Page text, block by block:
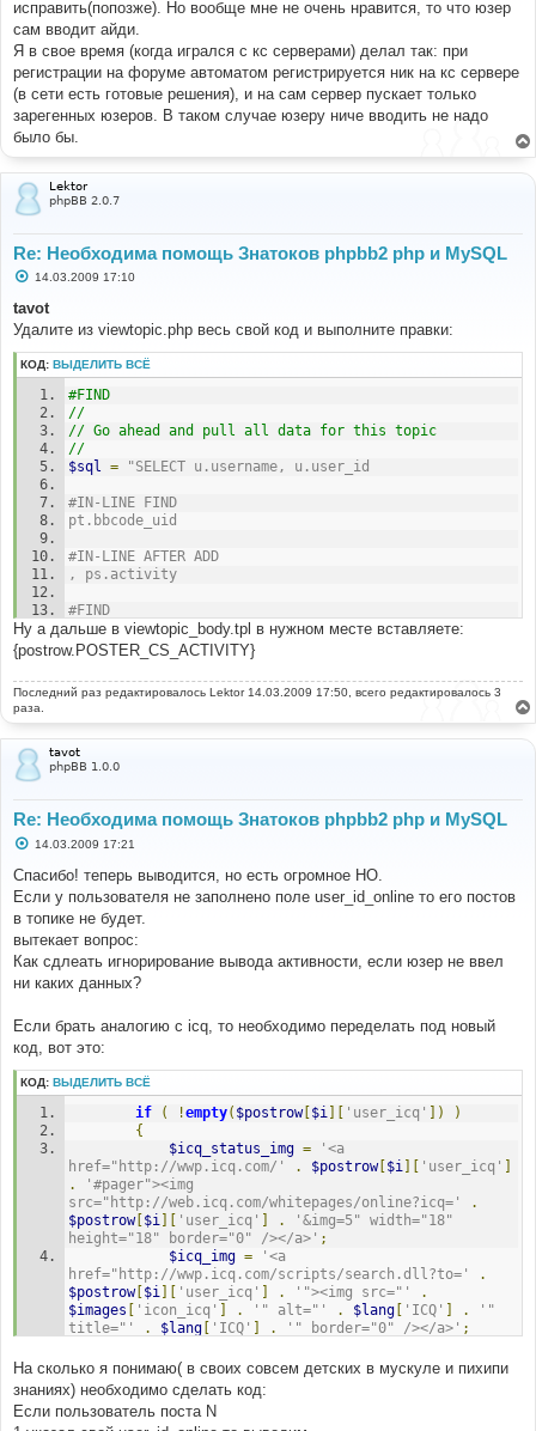
н
и
е
исправить(попозже). Но вообще мне не очень нравится, то что юзер
сам вводит айди.
Я в свое время (когда игрался с кс серверами) делал так: при
регистрации на форуме автоматом регистрируется ник на кс сервере
(в сети есть готовые решения), и на сам сервер пускает только
зарегенных юзеров. В таком случае юзеру ниче вводить не надо
было бы.
Lektor
phpBB 2.0.7
Re: Необходима помощь Знатоков phpbb2 php и MySQL
С
о
б
щ
н
и
14.03.2009 17:10
tavot
Удалите из viewtopic.php весь свой код и выполните правки:
КОД: ВЫДЕЛИТЬ ВСЁ
#FIND
//
// Go ahead and pull all data for this topic
//
$sql = "SELECT u.username, u.user_id
#IN-LINE FIND
pt.bbcode_uid
#IN-LINE AFTER ADD
, ps.activity
#FIND
	FROM "
. POSTS_TABLE . " p, " . USERS_TABLE
u, " . POSTS_TEXT_TABLE
#AFTER ADD
LEFT JOIN phpbb_ps_plr ps on ps.plrid =
#FIND
	$poster_posts = ( $postrow[$i]['user_id'] !=
#AFTER ADD
!= ANONYMOUS ) ? 'Активность: ' . $postrow[$i]
['activity'] : '';
#FIND
#AFTER ADD
		'POSTER_CS_ACTIVITY' => $poster_cs_activity,
Ну а дальше в viewtopic_body.tpl в нужном месте вставляете:
{postrow.POSTER_CS_ACTIVITY}
Последний раз редактировалось Lektor14.03.2009 17:50, всего редактировалось 3
раза.
tavot
phpBB 1.0.0
Re: Необходима помощь Знатоков phpbb2 php и MySQL
С
о
б
щ
е
н
и
е
14.03.2009 17:21
Спасибо! теперь выводится, но есть огромное НО.
Если у пользователя не заполнено поле user_id_online то его постов
в топике не будет.
вытекает вопрос:
Как сдлеать игнорирование вывода активности, если юзер не ввел
ни каких данных?
Если брать аналогию с icq, то необходимо переделать под новый
код, вот это:
КОД: ВЫДЕЛИТЬ ВСЁ
if ( !empty( $postrow[$i ][ 'user_icq' ])
)
{
$icq_status_img =
'<a
href="http://wwp.icq.com/'
. $postrow[$i ][ 'user_icq' ]
.
'#pager"><img
src="http://web.icq.com/whitepages/online?icq='
.
$postrow[$i ][ 'user_icq' ] .
'&img=5" width="18"
height="18" border="0" /></a>' ;
$icq_img =
'<a
href="http://wwp.icq.com/scripts/search.dll?to='
.
$postrow[$i ][ 'user_icq' ] . '"><img src="'
.
$images [ 'icon_icq' ] . '" alt="' . $lang [ 'ICQ' ] .
'"
title="'
. $lang [ 'ICQ' ] . '" border="0" /></a>' ;
href="http://wwp.icq.com/scripts/search.dll?to='
.
$postrow
'user_icq' '">' $lang 'ICQ'
'</a>';
}
На сколько я понимаю( в своих совсем детских в мускуле и пихипи
знаниях) необходимо сделать код:
Если пользователь поста N